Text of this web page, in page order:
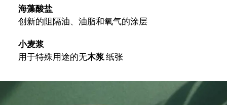
海藻酸盐
创新的阻隔油、油脂和氧气的涂层
小麦浆
用于特殊用途的无木浆 纸张